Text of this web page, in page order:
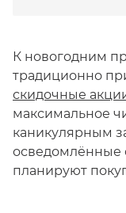
К новогодним
традиционно
скидочные
максимальное
каникулярным
осведомлённые
планируют